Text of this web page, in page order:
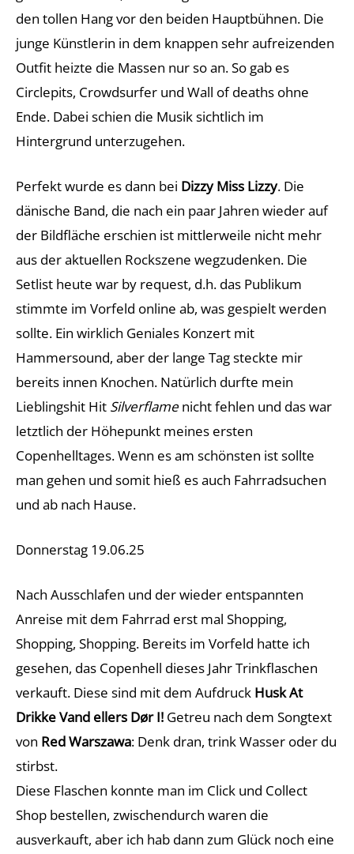
den tollen Hang vor den beiden Hauptbühnen. Die
junge Künstlerin in dem knappen sehr aufreizenden
Outfit heizte die Massen nur so an. So gab es
Circlepits, Crowdsurfer und Wall of deaths ohne
Ende. Dabei schien die Musik sichtlich im
Hintergrund unterzugehen.
Perfekt wurde es dann bei Dizzy Miss Lizzy. Die
dänische Band, die nach ein paar Jahren wieder auf
der Bildfläche erschien ist mittlerweile nicht mehr
aus der aktuellen Rockszene wegzudenken. Die
Setlist heute war by request, d.h. das Publikum
stimmte im Vorfeld online ab, was gespielt werden
sollte. Ein wirklich Geniales Konzert mit
Hammersound, aber der lange Tag steckte mir
bereits innen Knochen. Natürlich durfte mein
Lieblingshit Hit Silverflamenicht fehlen und das war
letztlich der Höhepunkt meines ersten
Copenhelltages. Wenn es am schönsten ist sollte
man gehen und somit hieß es auch Fahrradsuchen
und ab nach Hause.
Donnerstag 19.06.25
Nach Ausschlafen und der wieder entspannten
Anreise mit dem Fahrrad erst mal Shopping,
Shopping, Shopping. Bereits im Vorfeld hatte ich
gesehen, das Copenhell dieses Jahr Trinkflaschen
verkauft. Diese sind mit dem Aufdruck Husk At
Drikke Vand ellers Dør I! Getreu nach dem Songtext
von Red Warszawa: Denk dran, trink Wasser oder du
stirbst.
Diese Flaschen konnte man im Click und Collect
Shop bestellen, zwischendurch waren die
ausverkauft, aber ich hab dann zum Glück noch eine